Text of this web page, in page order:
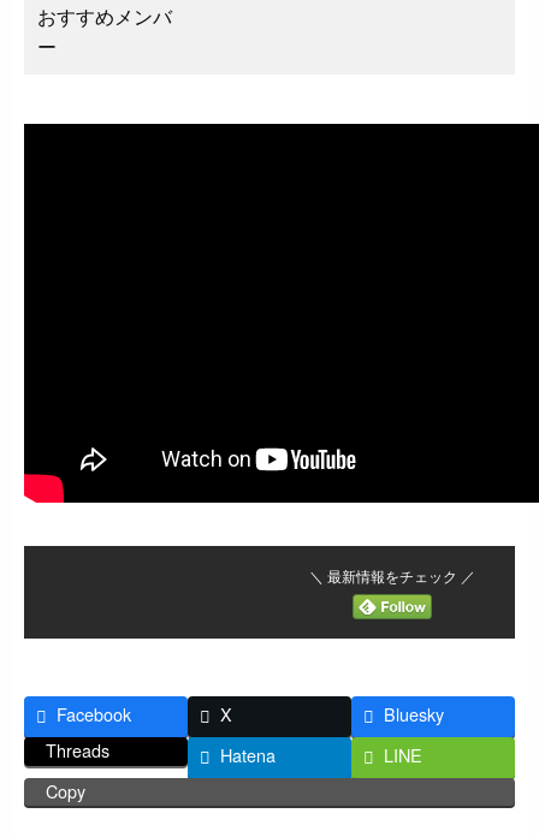
おすすめメンバ
ー
＼ 最新情報をチェック ／
Facebook X
Bluesky
Threads
Hatena
LINE
Copy